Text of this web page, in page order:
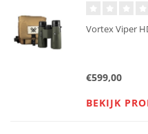
Vortex Viper
€599,00
BEKIJK